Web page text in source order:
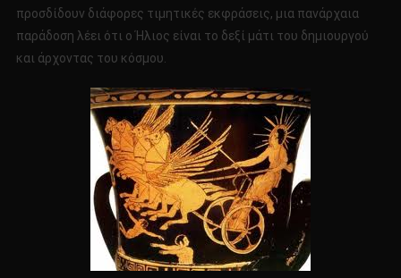
προσδίδουν διάφορες τιμητικές εκφράσεις, μια πανάρχαια
παράδοση λέει ότι ο Ήλιος είναι το δεξί μάτι του δημιουργού
και άρχοντας του κόσμου.